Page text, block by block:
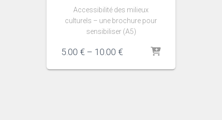
Accessibilité des milieux
culturels – une brochure pour
sensibiliser (A5)
5.00 € – 10.00 €